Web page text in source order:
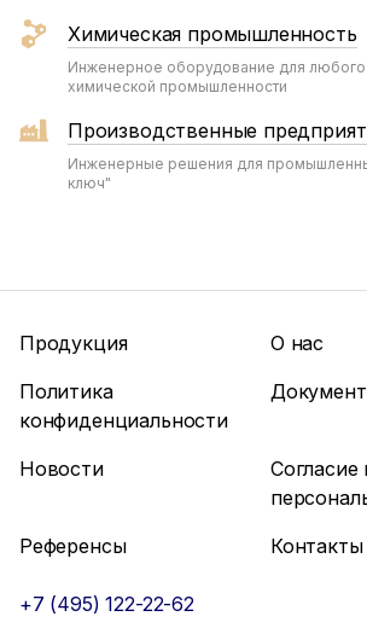
Химическая промышленность
Инженерное оборудование для любого
химической промышленности
Производственные
Инженерные решения для
ключ"
Продукция
О нас
Политика
конфиденциальности
Новости
Согласие
Референсы
Контакты
+7 (495) 122-22-62